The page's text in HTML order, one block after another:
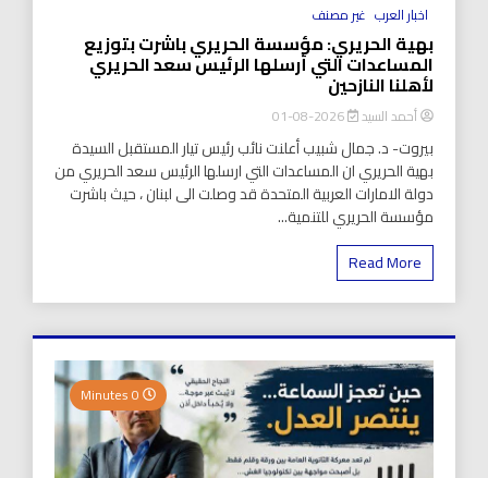
اخبار العرب غير مصنف
بهية الحريري: مؤسسة الحريري باشرت بتوزيع
المساعدات التي أرسلها الرئيس سعد الحريري
لأهلنا النازحين
أحمد السيد 2026-08-01
بيروت- د. جمال شبيب أعلنت نائب رئيس تيار المستقبل السيدة
بهية الحريري ان المساعدات التي ارسلها الرئيس سعد الحريري من
دولة الامارات العربية المتحدة قد وصلت الى لبنان ، حيث باشرت
مؤسسة الحريري للتنمية...
Read More